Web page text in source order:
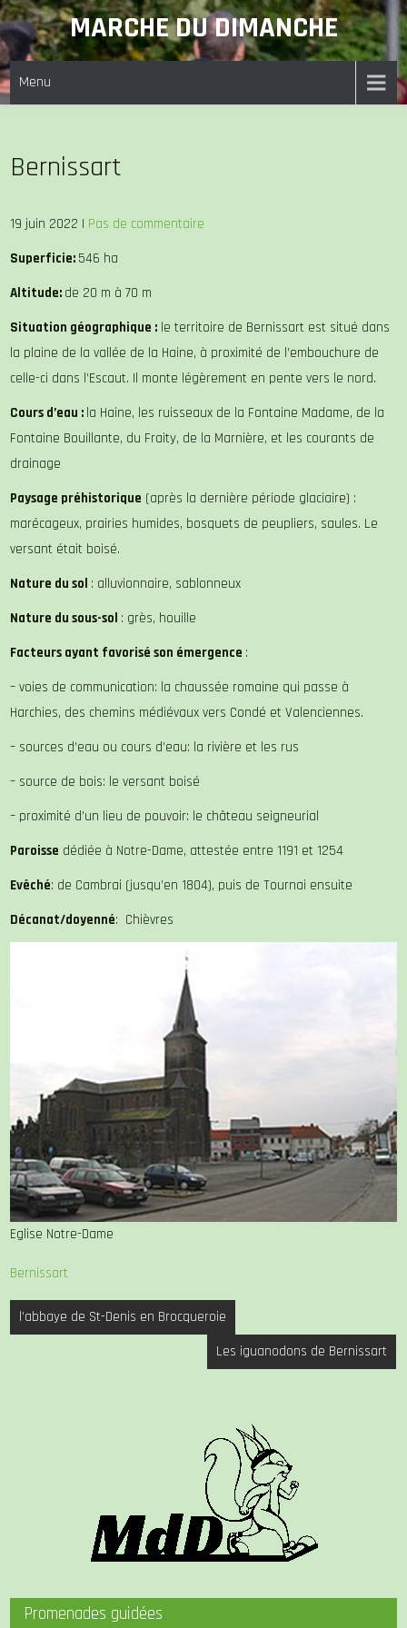
Skip
to
content
MARCHE DU DIMANCHE
Menu
Bernissart
19 juin 2022 | Pas de commentaire
Superficie: 546 ha
Altitude: de 20 m à 70 m
Situation géographique : le territoire de Bernissart est situé dans
la plaine de la vallée de la Haine, à proximité de l’embouchure de
celle-ci dans l’Escaut. Il monte légèrement en pente vers le nord.
Cours d’eau : la Haine, les ruisseaux de la Fontaine Madame, de la
Fontaine Bouillante, du Fraity, de la Marnière, et les courants de
drainage
Paysage préhistorique (après la dernière période glaciaire) :
marécageux, prairies humides, bosquets de peupliers, saules. Le
versant était boisé.
Nature du sol : alluvionnaire, sablonneux
Nature du sous-sol : grès, houille
Facteurs ayant favorisé son émergence :
– voies de communication: la chaussée romaine qui passe à
Harchies, des chemins médiévaux vers Condé et Valenciennes.
– sources d’eau ou cours d’eau: la rivière et les rus
– source de bois: le versant boisé
– proximité d’un lieu de pouvoir: le château seigneurial
Paroisse dédiée à Notre-Dame, attestée entre 1191 et 1254
Evêché: de Cambrai (jusqu’en 1804), puis de Tournai ensuite
Décanat/doyenné: Chièvres
Eglise Notre-Dame
Bernissart
Navigation
de
l’abbaye de St-Denis en Brocqueroie
Les iguanodons de Bernissart
Promenades guidées